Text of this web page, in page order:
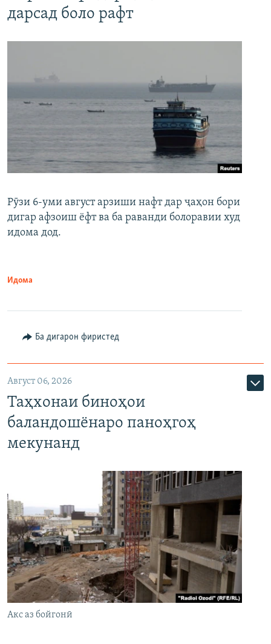
дарсад боло рафт
Рӯзи 6-уми август арзиши нафт дар ҷаҳон бори
дигар афзоиш ёфт ва ба раванди болоравии худ
идома дод.
Идома
Ба дигарон фиристед
Август 06, 2026
Таҳхонаи биноҳои
баландошёнаро паноҳгоҳ
мекунанд
Акс аз бойгонӣ